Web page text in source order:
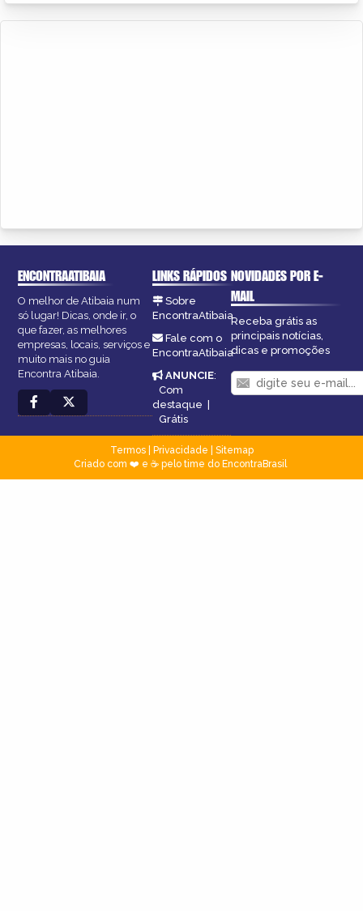
ENCONTRAATIBAIA
O melhor de Atibaia num
só lugar! Dicas, onde ir, o
que fazer, as melhores
empresas, locais, serviços e
muito mais no guia
Encontra Atibaia.
LINKS RÁPIDOS
Sobre
EncontraAtibaia
Fale com o
EncontraAtibaia
ANUNCIE:
Com
destaque |
Grátis
NOVIDADES POR E-
MAIL
Receba grátis as
principais notícias,
dicas e promoções
Termos| Privacidade
Sitemap
Criado com ❤️ e ☕ pelo time do EncontraBrasil